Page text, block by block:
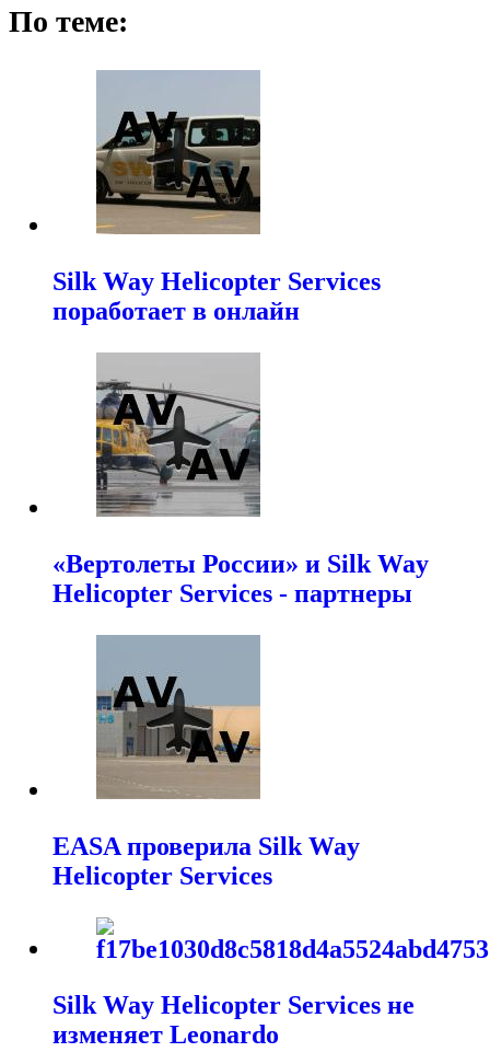
По теме:
Silk Way Helicopter Services
поработает в онлайн
«Вертолеты России» и Silk Way
Helicopter Services - партнеры
EASA проверила Silk Way
Helicopter Services
Silk Way Helicopter Services не
изменяет Leonardo